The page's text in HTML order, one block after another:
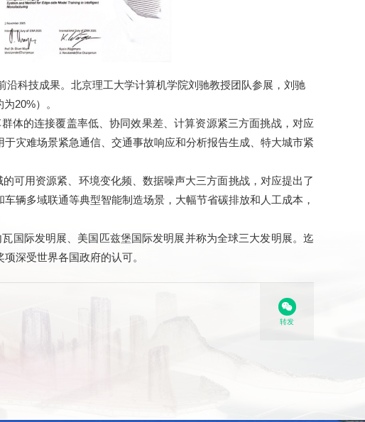
科技成果。北京理工大学计算机学院刘驰教授团队参展，刘驰
20%）。
体的连接覆盖率低、协同效果差、计算资源紧三方面挑战，对应
灾难场景紧急通信、交通事故响应和分析报告生成、特大城市紧
可用资源紧、环境变化频、数据噪声大三方面挑战，对应提出了
辆多域联通等典型智能制造场景，大幅节省碳排放和人工成本，
国际发明展、美国匹兹堡国际发明展并称为全球三大发明展。迄
深受世界各国政府的认可。
转发